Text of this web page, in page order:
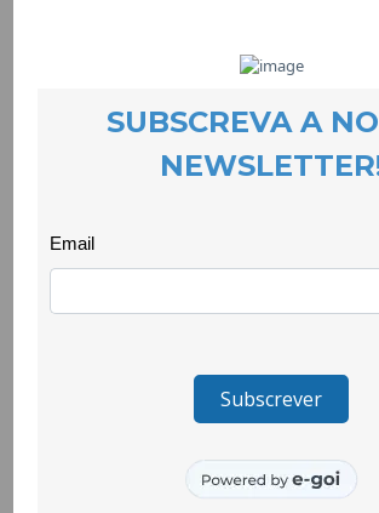
muito além dos resultados desportivos,
compromisso com os objectivos escolares,
A nossa equipa está entre os três primeiros
critérios de avaliação da iniciativa. O
de género e o fair-play.
competências pessoais, sociais e cívicas,
desenvolvimento. A presença na Final Four
nome do projecto e da comunidade à fase
O projecto Quero Ser Mais E9G é promovido